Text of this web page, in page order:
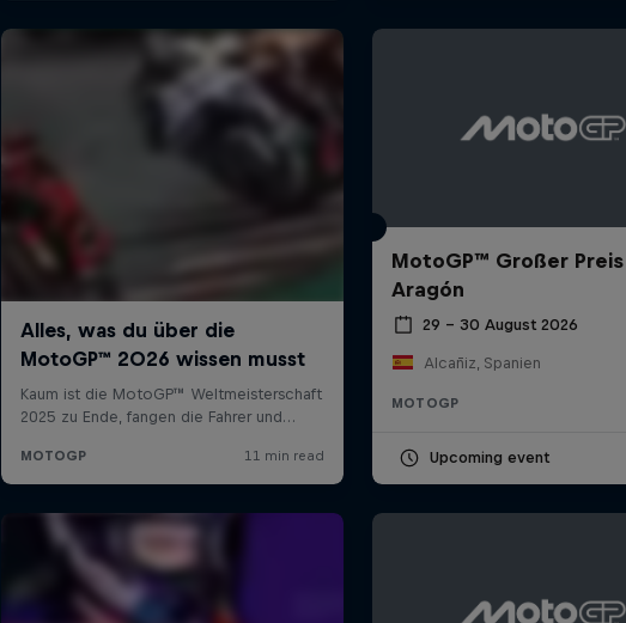
MotoGP™ Großer
Aragón
29 – 30 August 2026
Alcañiz, Spanien
MOTOGP
Upcoming event